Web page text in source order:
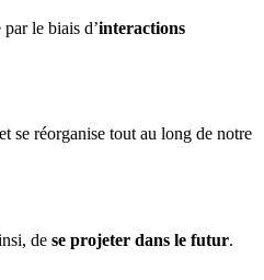
le biais d’interactions
se réorganise tout au long de notre
de se projeter dans le futur.